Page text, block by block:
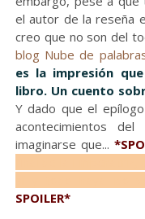
el autor de la reseña
creo que no son del
blog Nube de
es la impresión
libro. Un cuento
Y dado que el
acontecimientos
imaginarse que...
SPOILER*